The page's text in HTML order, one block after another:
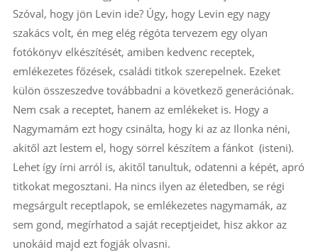
Szóval, hogy jön Levin ide? Úgy, hogy Levin egy nagy
szakács volt, én meg elég régóta tervezem egy olyan
fotókönyv elkészítését, amiben kedvenc receptek,
emlékezetes főzések, családi titkok szerepelnek. Ezeket
külön összeszedve továbbadni a következő generációnak.
Nem csak a receptet, hanem az emlékeket is. Hogy a
Nagymamám ezt hogy csinálta, hogy ki az az Ilonka néni,
akitől azt lestem el, hogy sörrel készítem a fánkot (isteni).
Lehet így írni arról is, akitől tanultuk, odatenni a képét, apró
titkokat megosztani. Ha nincs ilyen az életedben, se régi
megsárgult receptlapok, se emlékezetes nagymamák, az
sem gond, megírhatod a saját receptjeidet, hisz akkor az
unokáid majd ezt fogják olvasni.